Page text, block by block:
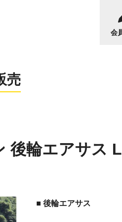
会
お電話の受付時間：8:30～17:30
売
後輪エアサス
■ 後輪エアサス